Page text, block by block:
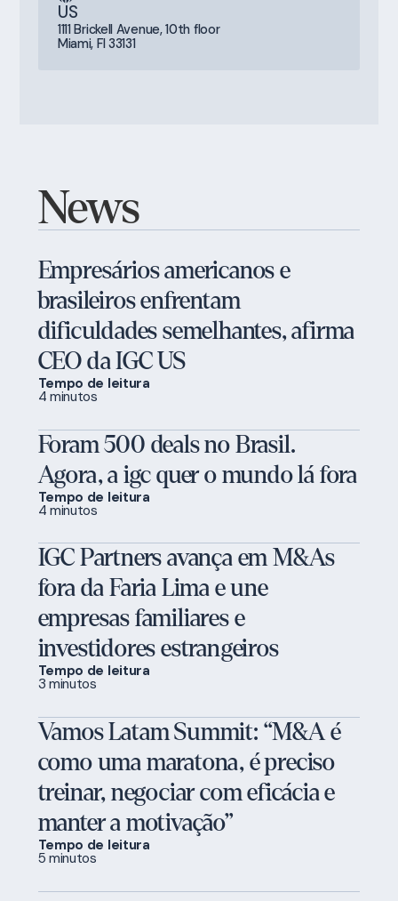
US
1111 Brickell Avenue, 10th floor
Miami, Fl 33131
News
Empresários americanos e
brasileiros enfrentam
dificuldades semelhantes, afirma
CEO da IGC US
Tempo de leitura
4 minutos
Foram 500 deals no Brasil.
Agora, a igc quer o mundo lá fora
Tempo de leitura
4 minutos
IGC Partners avança em M&As
fora da Faria Lima e une
empresas familiares e
investidores estrangeiros
Tempo de leitura
3 minutos
Vamos Latam Summit: “M&A é
como uma maratona, é preciso
treinar, negociar com eficácia e
manter a motivação”
Tempo de leitura
5 minutos